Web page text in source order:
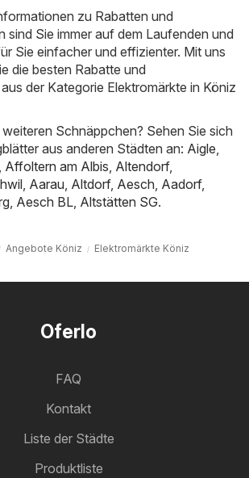
zu Rabatten und
sind Sie immer auf dem Laufenden und
Sie einfacher und effizienter. Mit uns
die besten Rabatte und
der Kategorie Elektromärkte in Köniz
Schnäppchen? Sehen Sie sich
aus anderen Städten an: Aigle,
, Affoltern am Albis, Altendorf,
, Aarau, Altdorf, Aesch, Aadorf,
, Aesch BL, Altstätten SG.
Angebote Köniz Elektromärkte Köniz
Oferlo
FAQ
Kontakt
Liste der Städte
Produktliste